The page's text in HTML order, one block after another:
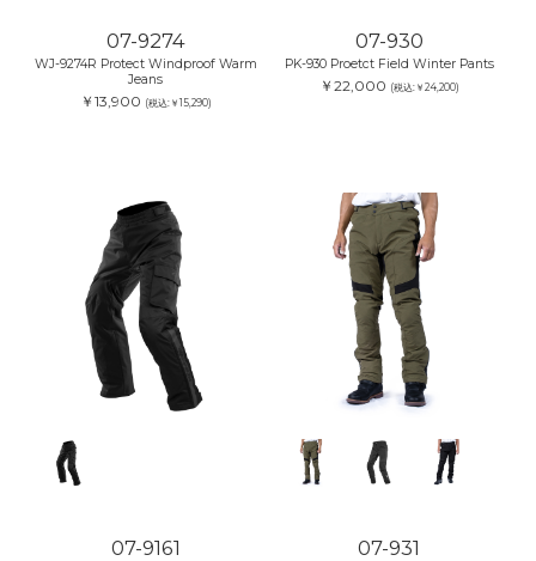
07-9274
WJ-9274R Protect Windproof Warm
Jeans
￥13,900 (税込:￥15,290)
07-930
PK-930 Proetct Field Winter Pants
￥22,000 (税込:￥24,200)
07-9161 07-931